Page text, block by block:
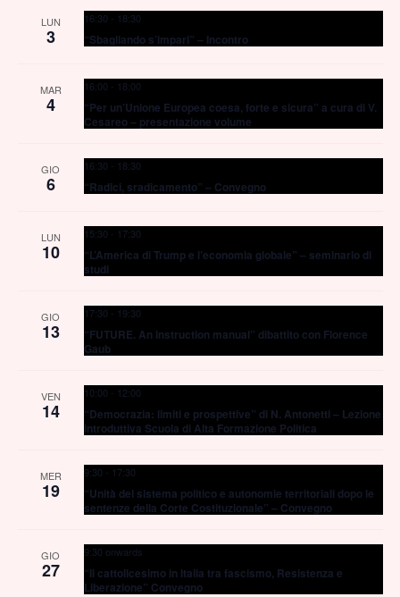
LUN
3
16:30 - 18:30
“Sbagliando s’impari” – Incontro
MAR
4
16:00 - 18:00
“Per un’Unione Europea coesa, forte e sicura” a cura di V.
Cesareo – presentazione volume
GIO
6
16:30 - 18:30
“Radici, sradicamento” – Convegno
LUN
10
15:30 - 17:30
“L’America di Trump e l’economia globale” – seminario di
studi
GIO
13
17:30 - 19:30
“FUTURE. An instruction manual” dibattito con Florence
Gaub
VEN
14
10:00 - 12:00
“Democrazia: limiti e prospettive” di N. Antonetti – Lezione
introduttiva Scuola di Alta Formazione Politica
MER
19
9:30 - 17:30
“Unità del sistema politico e autonomie territoriali dopo le
sentenze della Corte Costituzionale” – Convegno
GIO
27
9:30 onwards
“Il cattolicesimo in Italia tra fascismo, Resistenza e
Liberazione” Convegno